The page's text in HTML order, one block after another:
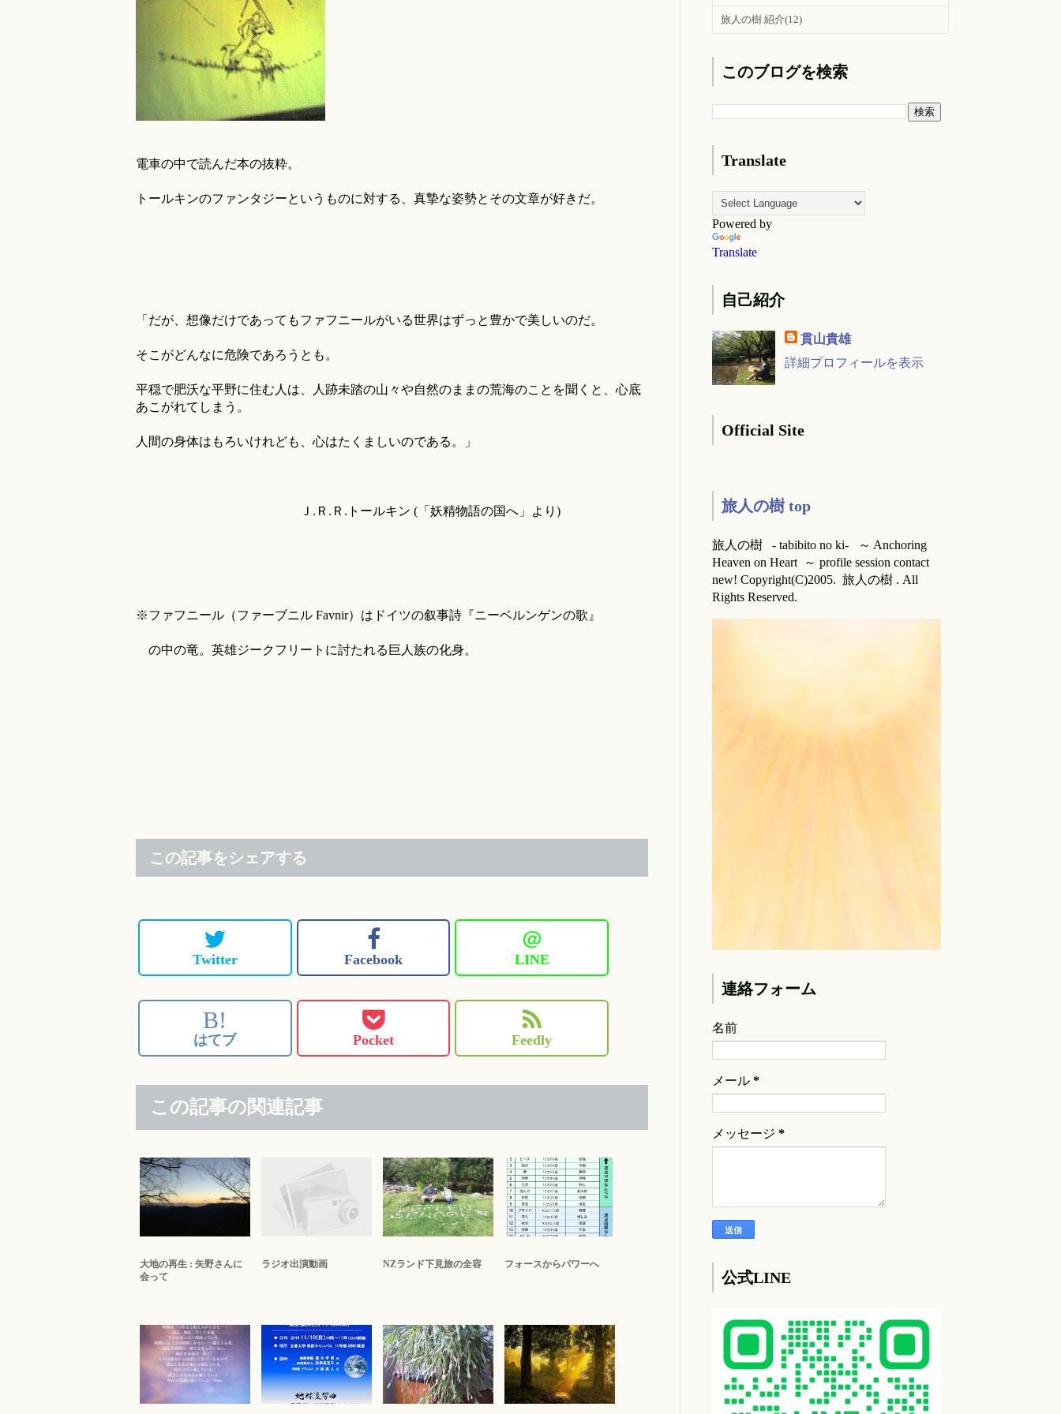
電車の中で読んだ本の抜粋。
トールキンのファンタジーというものに対する、真摯な姿勢とその文章が好きだ。
「だが、想像だけであってもファフニールがいる世界はずっと豊かで美しいのだ。
そこがどんなに危険であろうとも。
平穏で肥沃な平野に住む人は、人跡未踏の山々や自然のままの荒海のことを聞くと、心底
あこがれてしまう。
人間の身体はもろいけれども、心はたくましいのである。」
Ｊ.Ｒ.Ｒ.トールキン (「妖精物語の国へ」より)
※ファフニール（ファーブニル Favnir）はドイツの叙事詩『ニーベルンゲンの歌』
の中の竜。英雄ジークフリートに討たれる巨人族の化身。
この記事をシェアする
Twitter Facebook
＠
LINE
B!
はてブ Pocket Feedly
この記事の関連記事
大地の再生 : 矢野さんに
会って
ラジオ出演動画 NZランド下見旅の全容 フォースからパワーへ
旅人の樹 紹介(12)
このブログを検索
Translate
Powered by
Translate
自己紹介
貫山貴雄
詳細プロフィールを表示
Official Site
旅人の樹 top
旅人の樹 - tabibito no ki- ～ Anchoring
Heaven on Heart ～ profile session contact
new! Copyright(C)2005. 旅人の樹 . All
Rights Reserved.
連絡フォーム
名前
メール *
メッセージ *
公式LINE